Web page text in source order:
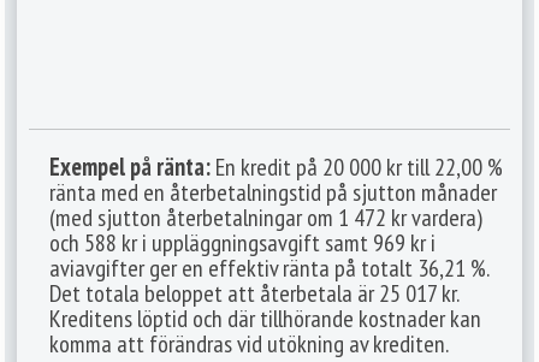
Exempel på ränta:En kredit på 20 000 kr till 22,00 %
ränta med en återbetalningstid på sjutton månader
(med sjutton återbetalningar om 1 472 kr vardera)
och 588 kr i uppläggningsavgift samt 969 kr i
aviavgifter ger en effektiv ränta på totalt 36,21 %.
Det totala beloppet att återbetala är 25 017 kr.
Kreditens löptid och där tillhörande kostnader kan
komma att förändras vid utökning av krediten.